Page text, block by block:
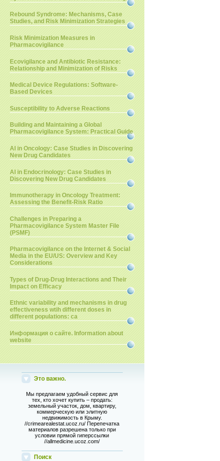
Rebound Syndrome: Mechanisms, Case
Studies, and Risk Minimization Strategies
Risk Minimization Measures in
Pharmacovigilance
Ecovigilance and Antibiotic Resistance:
Relationship and Minimization of Risks
Medical Device Regulations: Software-
Based Devices
Susceptibility to Adverse Reactions
Building and Maintaining a Global
Pharmacovigilance System: Practical Guide
AI in Oncology: Case Studies in Discovering
New Drug Candidates
AI in Endocrinology: Case Studies in
Discovering New Drug Candidates
Immunotherapy in Oncology Treatment:
Assessing the Benefit-Risk Ratio
Challenges in Preparing a
Pharmacovigilance System Master File
(PSMF)
Pharmacovigilance on the Internet & Social
Media in the EU/US: Overview and Key
Considerations
Types of Drug-Drug Interactions and Their
Impact on Efficacy
Ethnic variability and mechanisms in drug
effectiveness wtih different doses in
different populations: ca
Информация о сайте. Information about
website
Это важно.
Мы предлагаем удобный сервис для
тех, кто хочет купить – продать:
земельный участок, дом, квартиру,
коммерческую или элитную
недвижимость в Крыму.
//crimearealestat.ucoz.ru/ Перепечатка
материалов разрешена только при
условии прямой гиперссылки
//allmedicine.ucoz.com/
Поиск